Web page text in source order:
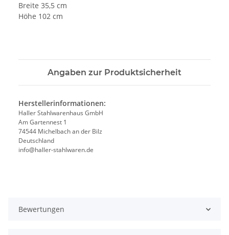
Breite 35,5 cm
Höhe 102 cm
Angaben zur Produktsicherheit
Herstellerinformationen:
Haller Stahlwarenhaus GmbH
Am Gartennest 1
74544 Michelbach an der Bilz
Deutschland
info@haller-stahlwaren.de
Bewertungen